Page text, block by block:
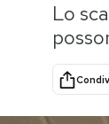
Storie/Idee
Ok Boomer!
Altrecose
Lo